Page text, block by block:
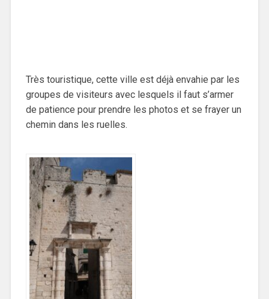
Très touristique, cette ville est déjà envahie par les
groupes de visiteurs avec lesquels il faut s’armer
de patience pour prendre les photos et se frayer un
chemin dans les ruelles.